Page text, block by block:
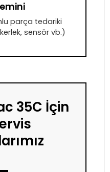
parça tedariki
sensör vb.)
35C İçin